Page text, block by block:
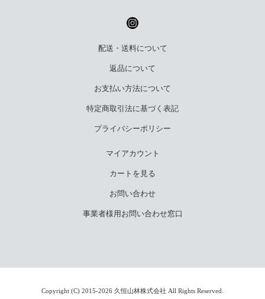
配送・送料について
返品について
お支払い方法について
特定商取引法に基づく表記
プライバシーポリシー
マイアカウント
カートを見る
お問い合わせ
事業者様用お問い合わせ窓口
Copyright (C) 2015-2026 久恒山林株式会社 All Rights Reserved.